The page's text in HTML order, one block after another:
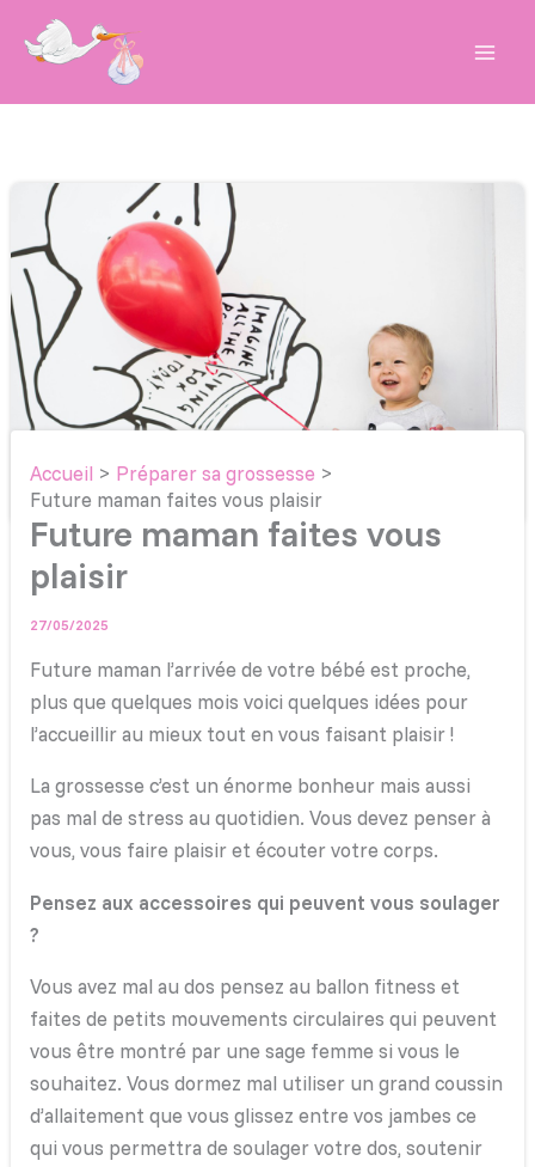
Accueil
Préparer sa grossesse
Future maman faites vous plaisir
Future maman faites vous
plaisir
27/05/2025
Future maman l’arrivée de votre bébé est proche,
plus que quelques mois voici quelques idées pour
l’accueillir au mieux tout en vous faisant plaisir !
La grossesse c’est un énorme bonheur mais aussi
pas mal de stress au quotidien. Vous devez penser à
vous, vous faire plaisir et écouter votre corps.
Pensez aux accessoires qui peuvent vous soulager
?
Vous avez mal au dos pensez au ballon fitness et
faites de petits mouvements circulaires qui peuvent
vous être montré par une sage femme si vous le
souhaitez. Vous dormez mal utiliser un grand coussin
d’allaitement que vous glissez entre vos jambes ce
qui vous permettra de soulager votre dos, soutenir